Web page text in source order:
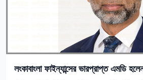
লংকাবাংলা ফাইন্যান্সের ভারপ্রাপ্ত এমডি